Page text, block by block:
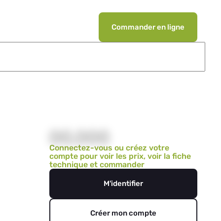
Commander en ligne
Connectez-vous ou créez votre
compte pour voir les prix, voir la fiche
technique et commander
M'identifier
Créer mon compte